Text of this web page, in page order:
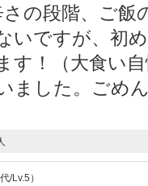
の段階、ご飯
いですが、初
す！（大食い
ました。ごめ
/Lv.5）